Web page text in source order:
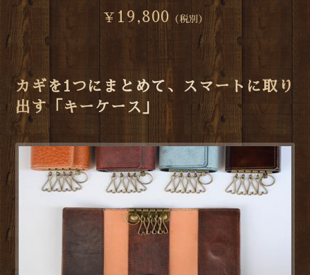
￥ 19,800
カギを1つにまとめて、スマートに取り
出す「キーケース」